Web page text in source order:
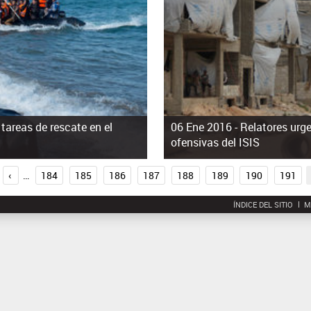
de rescate en el
06 Ene 2016 -Relatores
ofensivas del ISIS
‹ 184 185 186 187 188 189 190 191
ÍNDICE DEL SITIO